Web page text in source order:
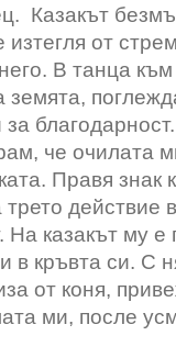
Казакът
от
В танца
че очилата
Правя знак
действие
На казакът му е
в кръвта си. С
от коня,
ми, после